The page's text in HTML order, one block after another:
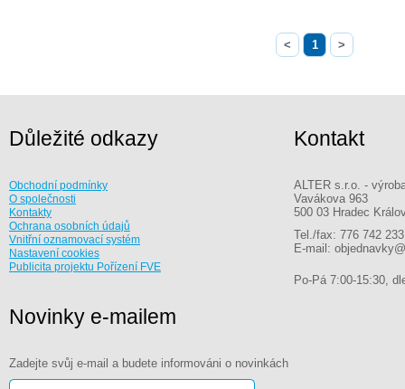
< 1 >
Důležité odkazy
Obchodní podmínky
O společnosti
Kontakty
Ochrana osobních údajů
Vnitřní oznamovací systém
Nastavení cookies
Publicita projektu Pořízení FVE
Kontakt
ALTER s.r.o. -
Vavákova 963
500 03 Hradec
Tel./fax: 776 742 233
E-mail:
Po-Pá 7:00-15:30,
Novinky e-mailem
Zadejte svůj e-mail a budete informováni o novinkách